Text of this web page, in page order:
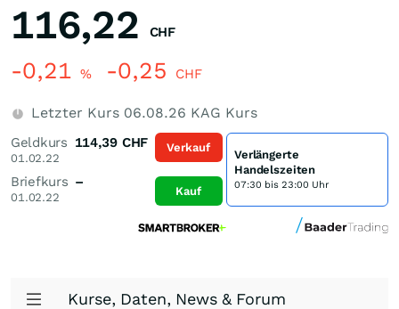
116,22 CHF
-0,21 % -0,25 CHF
Letzter Kurs 06.08.26 KAG Kurs
Geldkurs
01.02.22
114,39 CHF
Briefkurs
01.02.22
–
Verkauf
Kauf
Verlängerte
Handelszeiten
07:30 bis 23:00 Uhr
Kurse, Daten, News & Forum